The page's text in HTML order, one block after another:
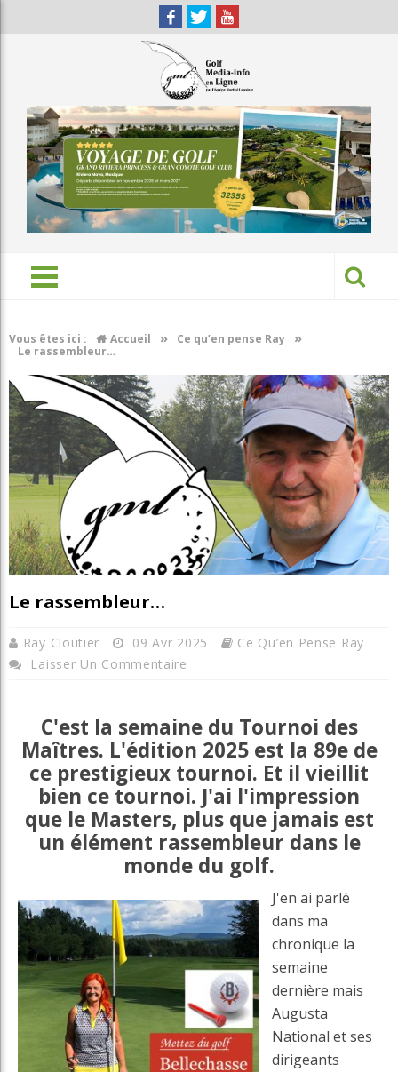
Vous êtes ici : Accueil » Ce qu’en pense Ray »
Le rassembleur…
Le rassembleur…
Ray Cloutier 09 Avr 2025
Ce Qu’en Pense Ray
Laisser Un Commentaire
C'est la semaine du Tournoi des
Maîtres. L'édition 2025 est la 89e de
ce prestigieux tournoi. Et il vieillit
bien ce tournoi. J'ai l'impression
que le Masters, plus que jamais est
un élément rassembleur dans le
monde du golf.
J'en ai parlé
dans ma
chronique la
semaine
dernière mais
Augusta
National et ses
dirigeants